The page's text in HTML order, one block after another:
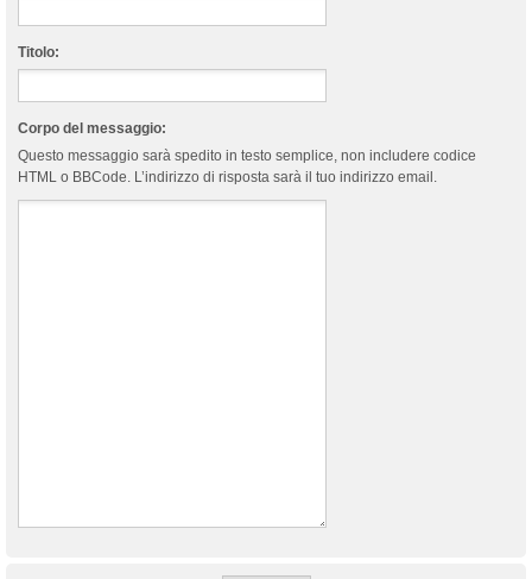
Titolo:
Corpo del messaggio:
Questo messaggio sarà spedito in testo semplice, non includere codice
HTML o BBCode. L’indirizzo di risposta sarà il tuo indirizzo email.